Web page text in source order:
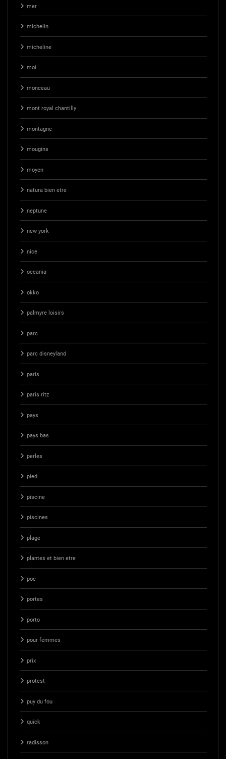
mer
michelin
micheline
moi
monceau
mont royal chantilly
montagne
mougins
moyen
natura bien etre
neptune
new york
nice
oceania
okko
palmyre loisirs
parc
parc disneyland
paris
paris ritz
pays
pays bas
perles
pied
piscine
piscines
plage
plantes et bien etre
poc
portes
porto
pour femmes
prix
protest
puy du fou
quick
radisson